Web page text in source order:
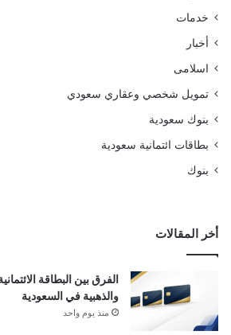
خدمات
أخبار
اسلامى
تمويل شخصي وعقاري سعودي
بنوك سعودية
بطاقات ائتمانية سعودية
بنوك
أخر المقالات
الفرق بين البطاقة الائتمانية
والذهبية في السعودية
منذ يوم واحد